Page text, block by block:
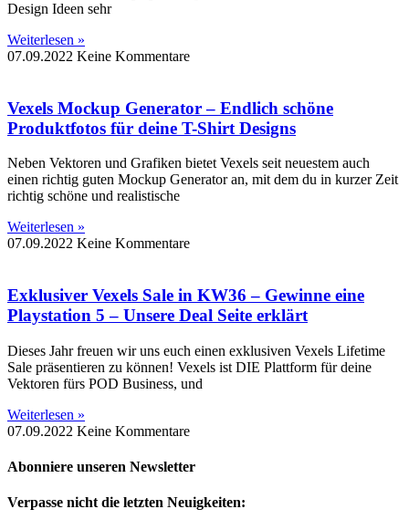
Design Ideen sehr
Weiterlesen »
07.09.2022 Keine Kommentare
Vexels Mockup Generator – Endlich schöne
Produktfotos für deine T-Shirt Designs
Neben Vektoren und Grafiken bietet Vexels seit neuestem auch
einen richtig guten Mockup Generator an, mit dem du in kurzer Zeit
richtig schöne und realistische
Weiterlesen »
07.09.2022 Keine Kommentare
Exklusiver Vexels Sale in KW36 – Gewinne eine
Playstation 5 – Unsere Deal Seite erklärt
Dieses Jahr freuen wir uns euch einen exklusiven Vexels Lifetime
Sale präsentieren zu können! Vexels ist DIE Plattform für deine
Vektoren fürs POD Business, und
Weiterlesen »
07.09.2022 Keine Kommentare
Abonniere unseren Newsletter
Verpasse nicht die letzten Neuigkeiten: